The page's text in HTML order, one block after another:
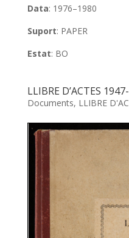
Data: 1976–1980
Suport: PAPER
Estat: BO
LLIBRE D’ACTES
Documents, LLIBRE